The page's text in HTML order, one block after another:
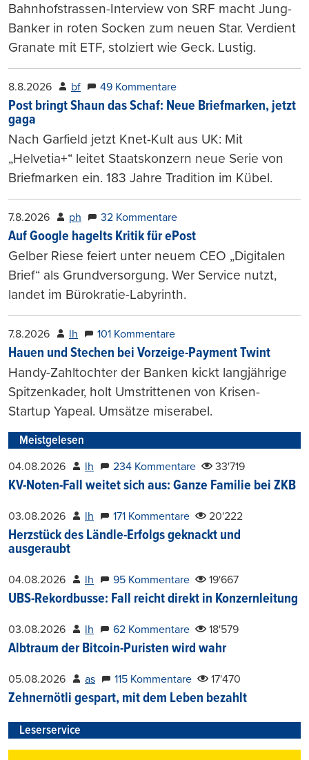
Bahnhofstrassen-Interview von SRF macht Jung-
Banker in roten Socken zum neuen Star. Verdient
Granate mit ETF, stolziert wie Geck. Lustig.
8.8.2026 bf 49 Kommentare
Post bringt Shaun das Schaf: Neue Briefmarken, jetzt
gaga
Nach Garfield jetzt Knet-Kult aus UK: Mit
„Helvetia+“ leitet Staatskonzern neue Serie von
Briefmarken ein. 183 Jahre Tradition im Kübel.
7.8.2026 ph 32 Kommentare
Auf Google hagelts Kritik für ePost
Gelber Riese feiert unter neuem CEO „Digitalen
Brief“ als Grundversorgung. Wer Service nutzt,
landet im Bürokratie-Labyrinth.
7.8.2026 lh 101 Kommentare
Hauen und Stechen bei Vorzeige-Payment Twint
Handy-Zahltochter der Banken kickt langjährige
Spitzenkader, holt Umstrittenen von Krisen-
Startup Yapeal. Umsätze miserabel.
Meistgelesen
04.08.2026 lh 234 Kommentare 33'719
KV-Noten-Fall weitet sich aus: Ganze Familie bei ZKB
03.08.2026 lh 171 Kommentare 20'222
Herzstück des Ländle-Erfolgs geknackt und
ausgeraubt
04.08.2026 lh 95 Kommentare 19'667
UBS-Rekordbusse: Fall reicht direkt in Konzernleitung
03.08.2026 lh 62 Kommentare 18'579
Albtraum der Bitcoin-Puristen wird wahr
05.08.2026 as 115 Kommentare 17'470
Zehnernötli gespart, mit dem Leben bezahlt
Leserservice